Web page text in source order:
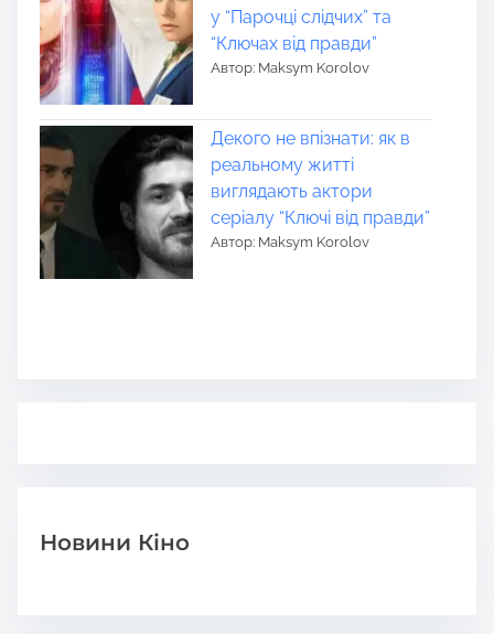
у “Парочці слідчих” та
“Ключах від правди”
Автор: Maksym Korolov
Декого не впізнати: як в
реальному житті
виглядають актори
серіалу “Ключі від правди”
Автор: Maksym Korolov
Новини Кіно